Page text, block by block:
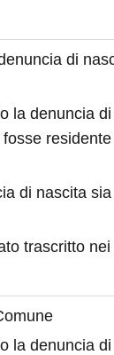
di
la denuncia
di nascita sia
trascritto nei
la denuncia